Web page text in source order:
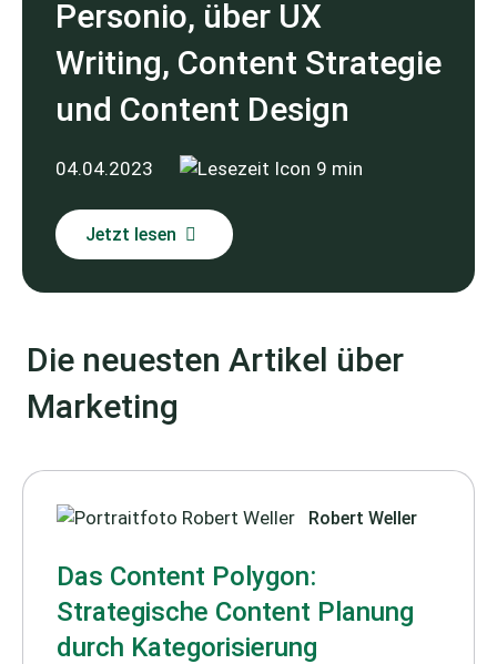
Personio, über UX
Writing, Content Strategie
und Content Design
04.04.2023 9 min
Jetzt lesen
Die neuesten Artikel über
Marketing
Robert Weller
Das Content Polygon:
Strategische Content Planung
durch Kategorisierung